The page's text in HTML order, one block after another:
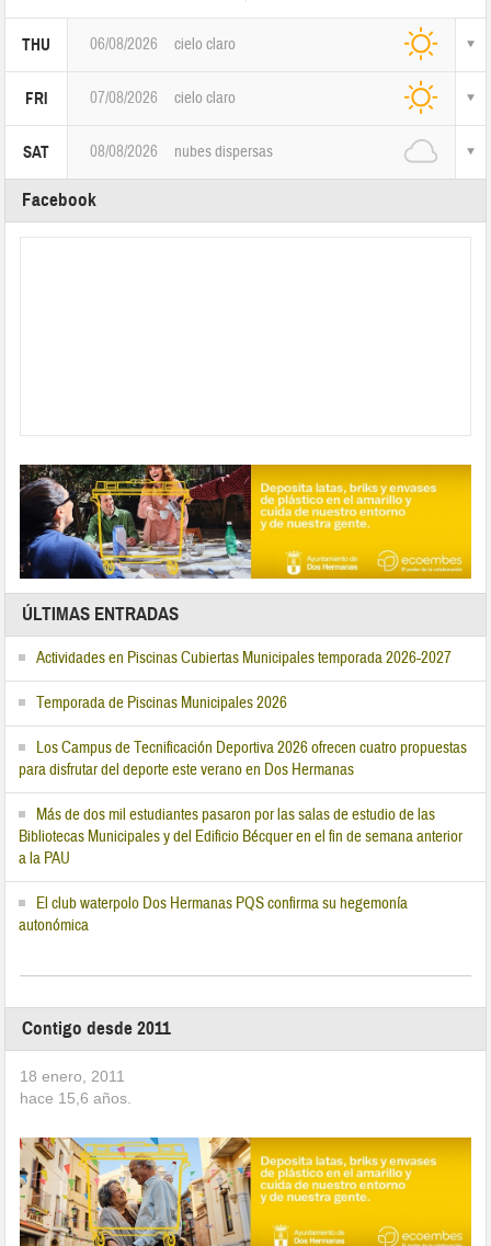
THU 06/08/2026 cielo claro
FRI 07/08/2026 cielo claro
SAT 08/08/2026 nubes dispersas
Facebook
ÚLTIMAS ENTRADAS
Actividades en Piscinas Cubiertas Municipales temporada 2026-2027
Temporada de Piscinas Municipales 2026
Los Campus de Tecnificación Deportiva 2026 ofrecen cuatro propuestas
para disfrutar del deporte este verano en Dos Hermanas
Más de dos mil estudiantes pasaron por las salas de estudio de las
Bibliotecas Municipales y del Edificio Bécquer en el fin de semana anterior
a la PAU
El club waterpolo Dos Hermanas PQS confirma su hegemonía
autonómica
Contigo desde 2011
18 enero, 2011
hace 15,6 años.